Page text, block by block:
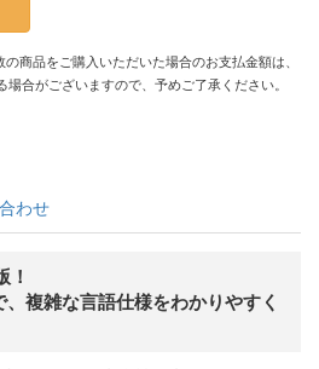
商品をご購入いただいた場合のお支払金額は、
合がございますので、予めご了承ください。
わせ
！
複雑な言語仕様をわかりやすく